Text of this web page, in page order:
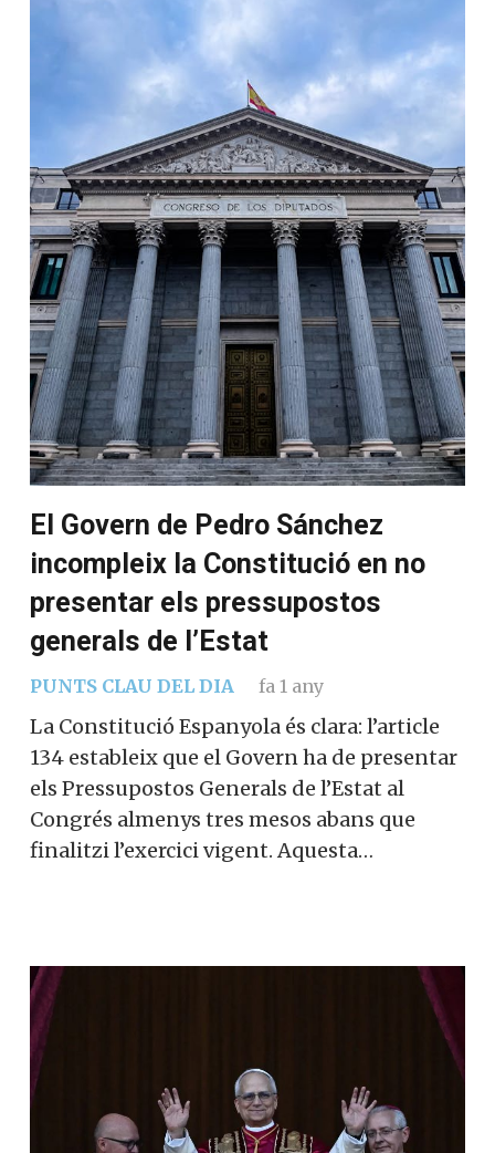
El Govern de Pedro Sánchez
incompleix la Constitució en no
presentar els pressupostos
generals de l’Estat
PUNTS CLAU DEL DIA fa 1 any
La Constitució Espanyola és clara: l’article
134 estableix que el Govern ha de presentar
els Pressupostos Generals de l’Estat al
Congrés almenys tres mesos abans que
finalitzi l’exercici vigent. Aquesta…